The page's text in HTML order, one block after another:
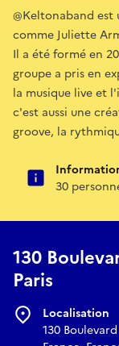
@Keltonaband
comme Juliette
Il a été formé en
groupe a pris en
la musique live et
c'est aussi une
groove, la
30
130
Paris
Localisation
130